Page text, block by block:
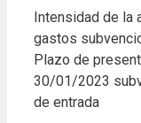
Intensidad de la
gastos
Plazo de
30/01/2023
de entrada